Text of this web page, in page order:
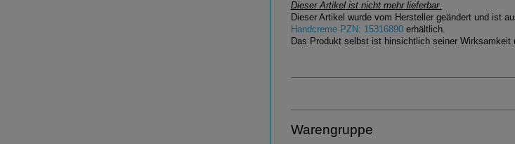
Dieser Artikel ist nicht mehr lieferbar.
Dieser Artikel wurde vom Hersteller geändert und ist
Handcreme PZN: 15316890erhältlich.
Das Produkt selbst ist hinsichtlich seiner Wirksamkeit
Warengruppe